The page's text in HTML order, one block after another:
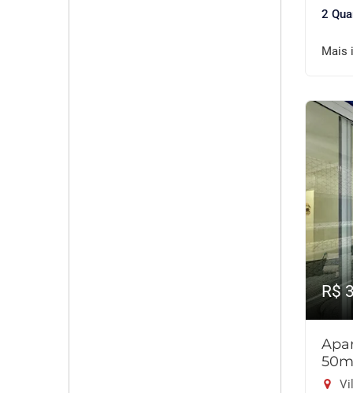
2
Mais
R$